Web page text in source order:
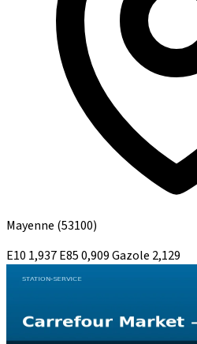
Mayenne (53100)
E10 1,937E850,909Gazole 2,129